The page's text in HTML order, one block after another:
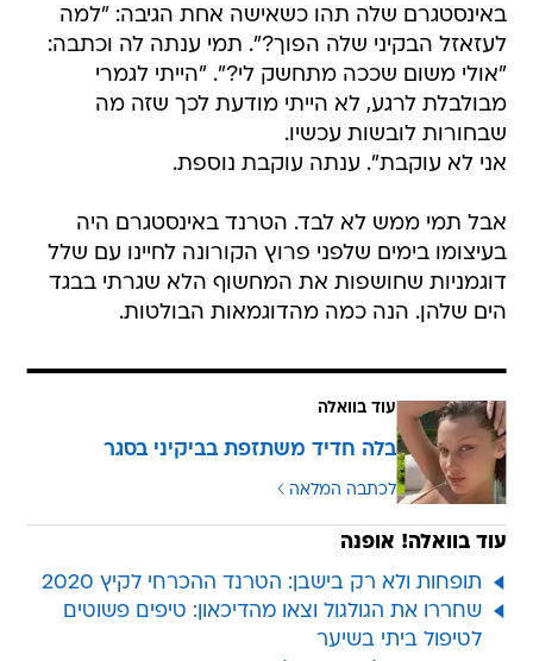
באינסטגרם שלה תהו כשאישה אחת הגיבה: "למה
לעזאזל הבקיני שלה הפוך?". תמי ענתה לה וכתבה:
"אולי משום שככה מתחשק לי?". "הייתי לגמרי
מבולבלת לרגע, לא הייתי מודעת לכך שזה מה
שבחורות לובשות עכשיו.
אני לא עוקבת". ענתה עוקבת נוספת.
אבל תמי ממש לא לבד. הטרנד באינסטגרם היה
בעיצומו בימים שלפני פרוץ הקורונה לחיינו עם שלל
דוגמניות שחושפות את המחשוף הלא שגרתי בבגד
הים שלהן. הנה כמה מהדוגמאות הבולטות.
עוד בוואלה
בלה חדיד משתזפת בביקיני בסגר
לכתבה המלאה
עוד בוואלה! אופנה
תופחות ולא רק בישבן: הטרנד ההכרחי לקיץ 2020
שחררו את הגולגול וצאו מהדיכאון: טיפים פשוטים
לטיפול ביתי בשיער